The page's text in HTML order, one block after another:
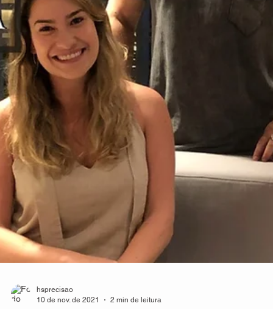
funções
Independente da beleza e a estética única dos produtos da HS
Design, a segurança é um fator extremamente importante em
nossos...